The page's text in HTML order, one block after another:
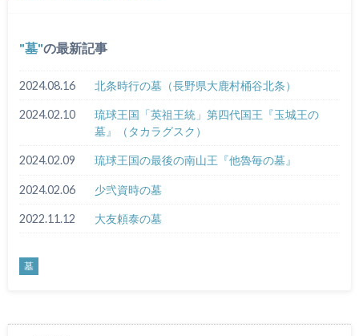
墓 の最新記事
2024.08.16 北条時行の墓（長野県大鹿村桶谷北条）
2024.02.10
琉球王国「英祖王統」第四代国王『玉城王の
墓』（タカラグスク）
2024.02.09 琉球王国の最後の南山王『他魯毎の墓』
2024.02.06 少弐資時の墓
2022.11.12 大友頼泰の墓
墓